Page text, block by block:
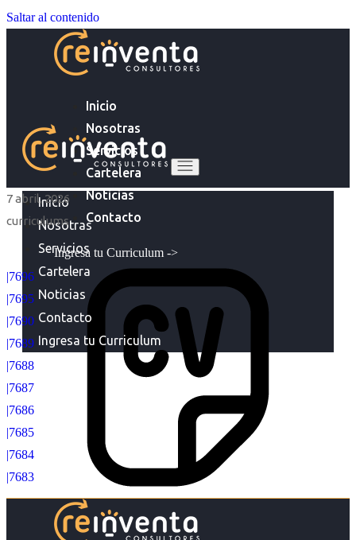
Saltar al contenido
Inicio
Nosotras
Servicios
Cartelera
Noticias
Contacto
Ingresa tu Curriculum ->
Inicio
Nosotras
Servicios
Cartelera
Noticias
Contacto
Ingresa tu Curriculum
7 abril, 2026
curriculums
|7696
|7695
|7690
|7689
|7688
|7687
|7686
|7685
|7684
|7683